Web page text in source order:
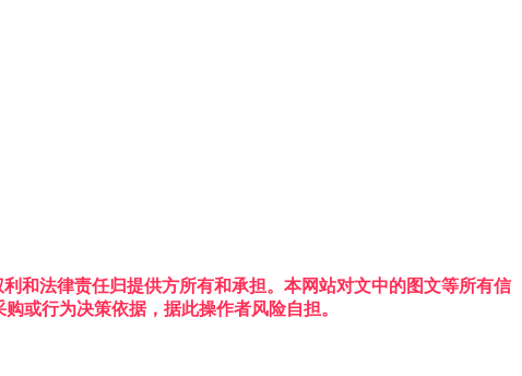
和法律责任归提供方所有和承担。本网站对文中的图文等所有信
或行为决策依据，据此操作者风险自担。